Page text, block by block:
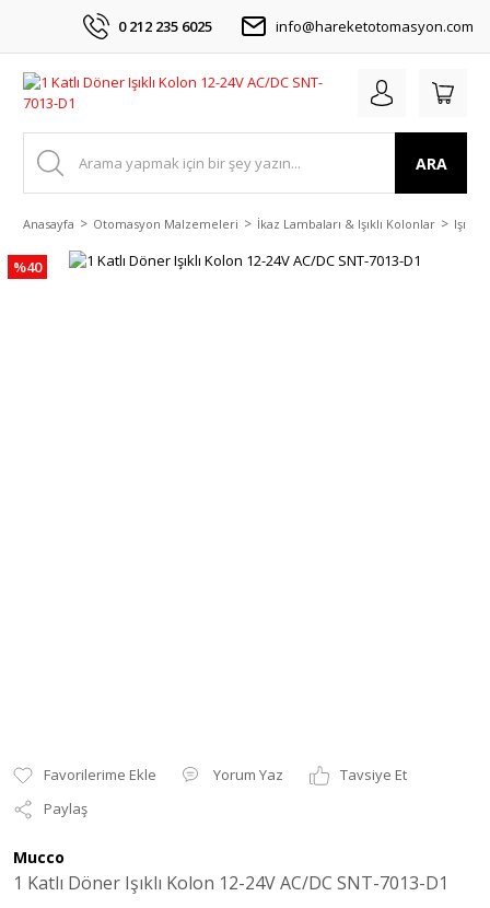
0 212 235 6025 info@hareketotomasyon.com
ARA
Anasayfa Otomasyon Malzemeleri İkaz Lambaları & Işıklı Kolonlar Işıklı
%40
Yorum Yaz
Tavsiye Et
Paylaş
Mucco
1 Katlı Döner Işıklı Kolon 12-24V AC/DC SNT-7013-D1